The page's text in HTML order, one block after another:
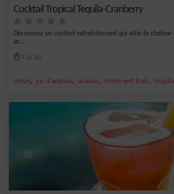
Cocktail Tropical Tequila-Cranberry
Découvrez un cocktail rafraîchissant qui allie la
ac...
Facile
citron, jus d'ananas, ananas, citron vert frais, tequila